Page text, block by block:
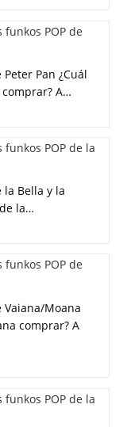
Pan ¿Cuál
comprar? A…
la Bella y la
la…
Vaiana/Moana
comprar? A